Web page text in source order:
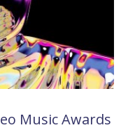
Music Awards